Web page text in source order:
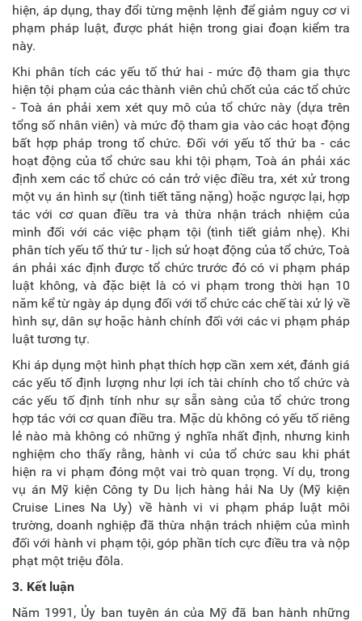
hiện, áp dụng, thay đổi từng mệnh lệnh để giảm nguy cơ vi
phạm pháp luật, được phát hiện trong giai đoạn kiểm tra
này.
Khi phân tích các yếu tố thứ hai - mức độ tham gia thực
hiện tội phạm của các thành viên chủ chốt của các tổ chức
- Toà án phải xem xét quy mô của tổ chức này (dựa trên
tổng số nhân viên) và mức độ tham gia vào các hoạt động
bất hợp pháp trong tổ chức. Đối với yếu tố thứ ba - các
hoạt động của tổ chức sau khi tội phạm, Toà án phải xác
định xem các tổ chức có cản trở việc điều tra, xét xử trong
một vụ án hình sự (tình tiết tăng nặng) hoặc ngược lại, hợp
tác với cơ quan điều tra và thừa nhận trách nhiệm của
mình đối với các việc phạm tội (tình tiết giảm nhẹ). Khi
phân tích yếu tố thứ tư - lịch sử hoạt động của tổ chức, Toà
án phải xác định được tổ chức trước đó có vi phạm pháp
luật không, và đặc biệt là có vi phạm trong thời hạn 10
năm kể từ ngày áp dụng đối với tổ chức các chế tài xử lý về
hình sự, dân sự hoặc hành chính đối với các vi phạm pháp
luật tương tự.
Khi áp dụng một hình phạt thích hợp cần xem xét, đánh giá
các yếu tố định lượng như lợi ích tài chính cho tổ chức và
các yếu tố định tính như sự sẵn sàng của tổ chức trong
hợp tác với cơ quan điều tra. Mặc dù không có yếu tố riêng
lẻ nào mà không có những ý nghĩa nhất định, nhưng kinh
nghiệm cho thấy rằng, hành vi của tổ chức sau khi phát
hiện ra vi phạm đóng một vai trò quan trọng. Ví dụ, trong
vụ án Mỹ kiện Công ty Du lịch hàng hải Na Uy (Mỹ kiện
Cruise Lines Na Uy) về hành vi vi phạm pháp luật môi
trường, doanh nghiệp đã thừa nhận trách nhiệm của mình
đối với hành vi phạm tội, góp phần tích cực điều tra và nộp
phạt một triệu đôla.
3. Kết luận
Năm 1991, Ủy ban tuyên án của Mỹ đã ban hành những